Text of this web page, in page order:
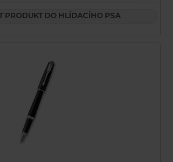
PRODUKT DO HLÍDACÍHO PSA